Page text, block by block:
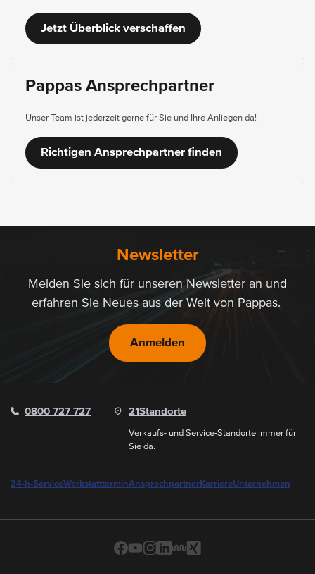
Jetzt Überblick verschaffen
Pappas Ansprechpartner
Unser Team ist jederzeit gerne für Sie und Ihre Anliegen da!
Richtigen Ansprechpartner finden
Newsletter
Melden Sie sich für unseren Newsletter an und
erfahren Sie Neues aus der Welt von Pappas.
Anmelden
0800 727 727 21 Standorte
Verkaufs- und Service-Standorte immer für
Sie da.
24-h-ServiceWerkstattterminAnsprechpartnerKarriereUnternehmen